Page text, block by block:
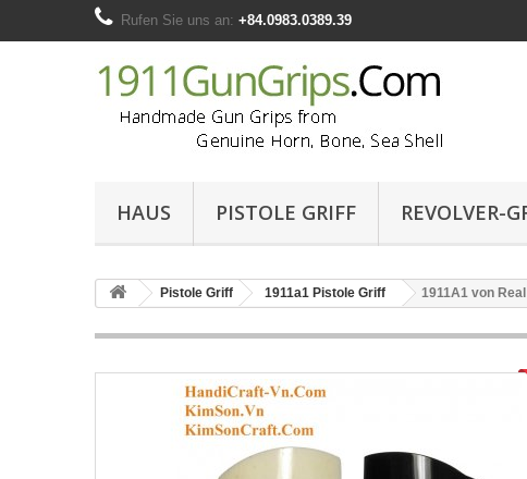
Rufen Sie uns an: +84.0983.0389.39
HAUS PISTOLE GRIFF REVOLVER-
Pistole Griff 1911a1 Pistole Griff 1911A1 von